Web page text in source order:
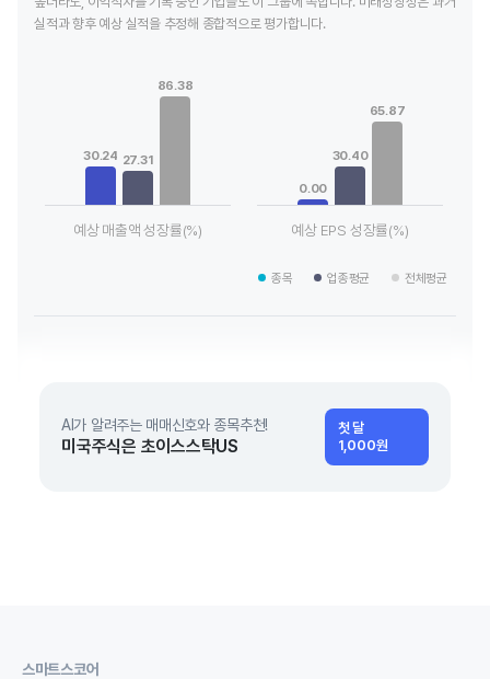
실적과 향후 예상 실적을 추정해 종합적으로 평가합니다.
View as data table, Chart
30.24 27.31
86.38
예상 매출액 성장률(%)
The chart has 1 X axis
0.00
30.40
65.87
예상 EPS 성장률(%)
종목 업종평균 전체평균
AI가 알려주는 매매신호와 종목추천!
미국주식은 초이스스탁US
첫 달
1,000원
스마트스코어